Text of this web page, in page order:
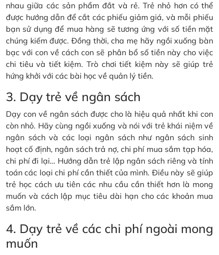
nhau giữa các sản phẩm đắt và rẻ. Trẻ nhỏ hơn có thể
được hướng dẫn để cắt các phiếu giảm giá, và mỗi phiếu
bạn sử dụng để mua hàng sẽ tương ứng với số tiền mặt
chúng kiếm được. Đồng thời, cha mẹ hãy ngồi xuống bàn
bạc với con về cách con sẽ phân bổ số tiền này cho việc
chi tiêu và tiết kiệm. Trò chơi tiết kiệm này sẽ giúp trẻ
hứng khởi với các bài học về quản lý tiền.
3. Dạy trẻ về ngân sách
Dạy con về ngân sách được cho là hiệu quả nhất khi con
còn nhỏ. Hãy cùng ngồi xuống và nói với trẻ khái niệm về
ngân sách và các loại ngân sách như ngân sách sinh
hoạt cố định, ngân sách trả nợ, chi phí mua sắm tạp hóa,
chi phí đi lại… Hướng dẫn trẻ lập ngân sách riêng và tính
toán các loại chi phí cần thiết của mình. Điều này sẽ giúp
trẻ học cách ưu tiên các nhu cầu cần thiết hơn là mong
muốn và cách lập mục tiêu dài hạn cho các khoản mua
sắm lớn.
4. Dạy trẻ về các chi phí ngoài mong
muốn